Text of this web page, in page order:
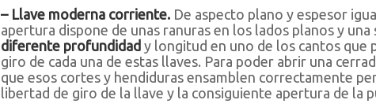
– Llave moderna corriente. De aspecto plano y espesor
apertura dispone de unas ranuras en los lados planos y una
diferente profundidad y longitud en uno de los cantos que
giro de cada una de estas llaves. Para poder abrir una
que esos cortes y hendiduras ensamblen correctamente
libertad de giro de la llave y la consiguiente apertura de la